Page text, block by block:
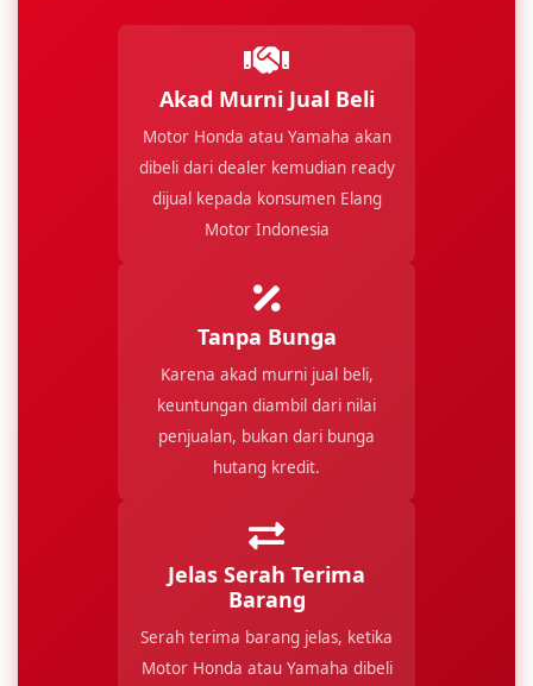
Akad Murni Jual Beli
Motor Honda atau Yamaha akan
dibeli dari dealer kemudian ready
dijual kepada konsumen Elang
Motor Indonesia
Tanpa Bunga
Karena akad murni jual beli,
keuntungan diambil dari nilai
penjualan, bukan dari bunga
hutang kredit.
Jelas Serah Terima
Barang
Serah terima barang jelas, ketika
Motor Honda atau Yamaha dibeli